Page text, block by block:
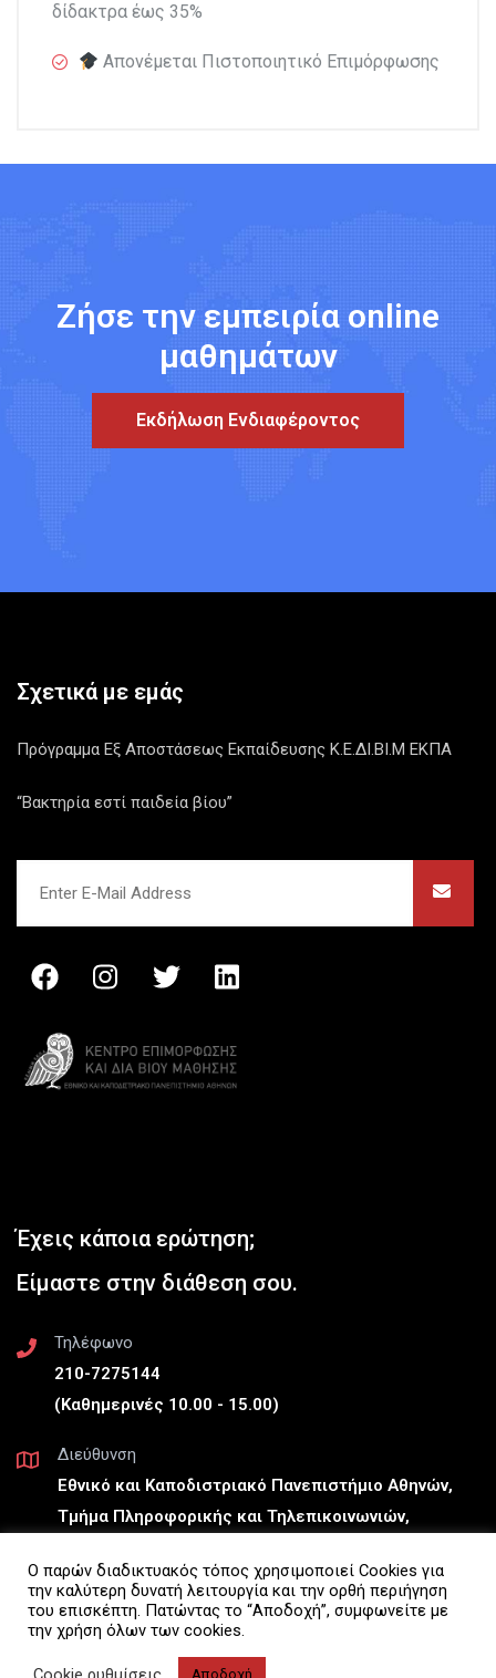
δίδακτρα έως 35%
Απονέμεται Πιστοποιητικό Επιμόρφωσης
Ζήσε την εμπειρία online
μαθημάτων
Εκδήλωση Ενδιαφέροντος
Σχετικά με εμάς
Πρόγραμμα Εξ Αποστάσεως Εκπαίδευσης Κ.Ε.ΔΙ.ΒΙ.Μ ΕΚΠΑ
“Βακτηρία εστί παιδεία βίου”
Έχεις κάποια ερώτηση;
Είμαστε στην διάθεση σου.
Τηλέφωνο
210-7275144
(Καθημερινές 10.00 - 15.00)
Διεύθυνση
Εθνικό και Καποδιστριακό Πανεπιστήμιο Αθηνών,
Τμήμα Πληροφορικής και Τηλεπικοινωνιών,
Α23)
Διεύθυνση ηλεκτρονικού ταχυδρομείου
Info-Digilearn@uoa.gr
Ο παρών διαδικτυακός τόπος χρησιμοποιεί Cookies για
την καλύτερη δυνατή λειτουργία και την ορθή περιήγηση
του επισκέπτη. Πατώντας το “Αποδοχή”, συμφωνείτε με
την χρήση όλων των cookies.
Αποδοχή